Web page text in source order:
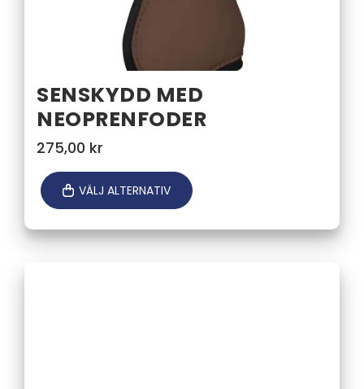
SENSKYDD MED
NEOPRENFODER
275,00 kr
VÄLJ ALTERNATIV